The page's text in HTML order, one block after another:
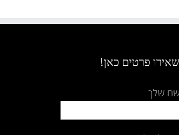
השאירו פרטים כאן!